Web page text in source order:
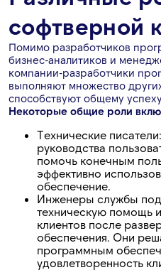
софтверной
Помимо разработчиков
бизнес-аналитиков и
компании-разработчики
выполняют множество
способствуют общему
Некоторые общие роли
Технические
руководства
помочь конечным
эффективно
обеспечение.
Инженеры службы
техническую помощь
клиентов после
обеспечения. Они
программным
удовлетворенность